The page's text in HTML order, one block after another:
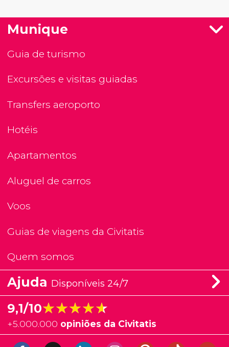
Munique
Guia de turismo
Excursões e visitas guiadas
Transfers aeroporto
Hotéis
Apartamentos
Aluguel de carros
Voos
Guias de viagens da Civitatis
Quem somos
Ajuda Disponíveis 24/7
9,1/10★★★★★
★★★★★
+5.000.000 opiniões da Civitatis